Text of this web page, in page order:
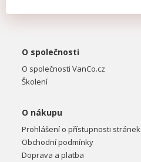
O společnosti
O společnosti VanCo.cz
Školení
O nákupu
Prohlášení o přístupnosti stránek
Obchodní podmínky
Doprava a platba